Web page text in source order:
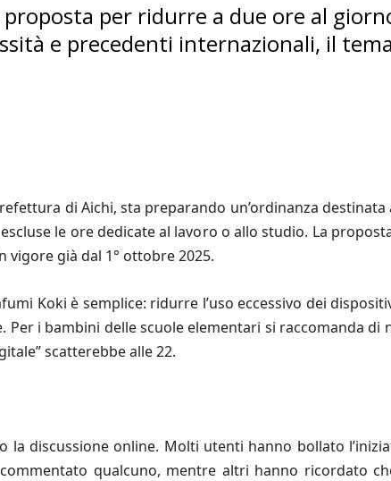
per ridurre a due ore al
e precedenti internazionali, il
di Aichi, sta preparando un’ordinanza
le ore dedicate al lavoro o allo studio. La
già dal 1° ottobre 2025.
Koki è semplice: ridurre l’uso eccessivo dei
i bambini delle scuole elementari si raccomanda
scatterebbe alle 22.
la discussione online. Molti utenti hanno bollato
qualcuno, mentre altri hanno ricordato